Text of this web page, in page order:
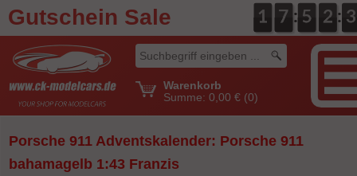
Gutschein Sale 0
1
1 0
7
7 : 0
5
5 0
2
2 : 4
3
3
Warenkorb
Summe: 0,00 € (0)
Porsche 911 Adventskalender: Porsche 911
bahamagelb 1:43 Franzis